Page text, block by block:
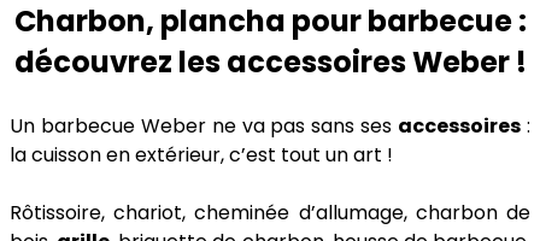
Charbon, plancha pour barbecue :
découvrez les accessoires Weber !
Un barbecue Weber ne va pas sans ses accessoires :
la cuisson en extérieur, c’est tout un art !
Rôtissoire, chariot, cheminée d’allumage, charbon de